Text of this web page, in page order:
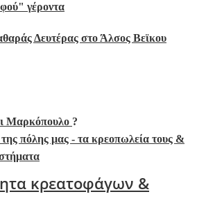
γέροντα
Δευτέρας στο Άλσος Βεϊκου
Μαρκόπουλο ?
πόλης μας - τα κρεοπωλεία τους &
κρεατοφάγων &